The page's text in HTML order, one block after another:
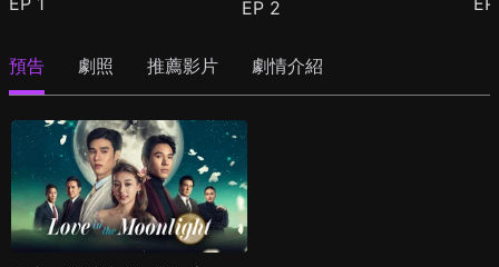
EP 2
預告 劇照 推薦影片 劇情介紹